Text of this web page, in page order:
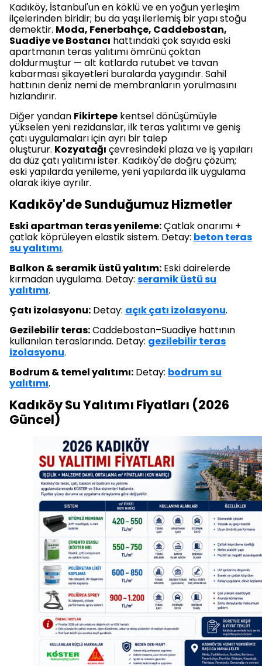
Kadıköy, İstanbul'un en köklü ve en yoğun yerleşim
ilçelerinden biridir; bu da yaşı ilerlemiş bir yapı stoğu
demektir. Moda, Fenerbahçe, Caddebostan,
Suadiye ve Bostancı hattındaki çok sayıda eski
apartmanın teras yalıtımı ömrünü çoktan
doldurmuştur — alt katlarda rutubet ve tavan
kabarması şikayetleri buralarda yaygındır. Sahil
hattının deniz nemi de membranların yorulmasını
hızlandırır.
Diğer yandan Fikirtepe kentsel dönüşümüyle
yükselen yeni rezidanslar, ilk teras yalıtımı ve geniş
çatı uygulamaları için ayrı bir talep
oluşturur. Kozyatağı çevresindeki plaza ve iş yapıları
da düz çatı yalıtımı ister. Kadıköy'de doğru çözüm;
eski yapılarda yenileme, yeni yapılarda ilk uygulama
olarak ikiye ayrılır.
Kadıköy'de Sunduğumuz Hizmetler
Eski apartman teras yenileme:Çatlak onarımı +
çatlak köprüleyen elastik sistem. Detay: beton teras
su yalıtımı.
Balkon & seramik üstü yalıtım: Eski dairelerde
kırmadan uygulama. Detay: seramik üstü su
yalıtımı.
Çatı izolasyonu: Detay: açık çatı izolasyonu.
Gezilebilir teras:Caddebostan–Suadiye hattının
kullanılan teraslarında. Detay: gezilebilir teras
izolasyonu.
Bodrum & temel yalıtımı: Detay: bodrum su
yalıtımı.
Kadıköy Su Yalıtımı Fiyatları (2026
Güncel)